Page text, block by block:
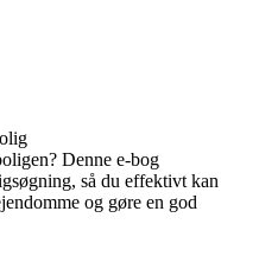
Denne e-bog
så du effektivt kan
og gøre en god